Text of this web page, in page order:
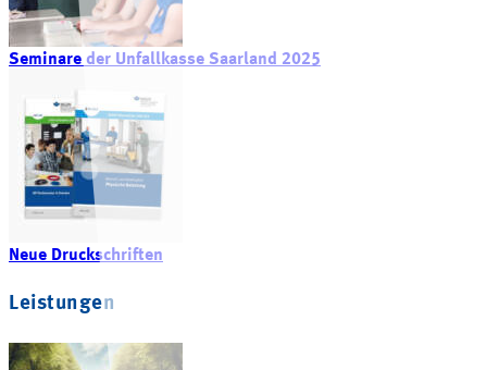
Seminare der Unfallkasse Saarland 2025
Neue Druckschriften
Leistungen